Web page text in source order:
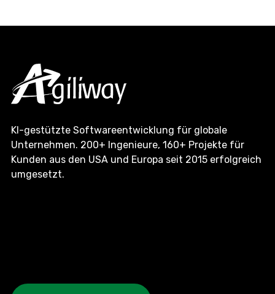
KI-gestützte Softwareentwicklung für globale
Unternehmen. 200+ Ingenieure, 160+ Projekte für
Kunden aus den USA und Europa seit 2015 erfolgreich
umgesetzt.